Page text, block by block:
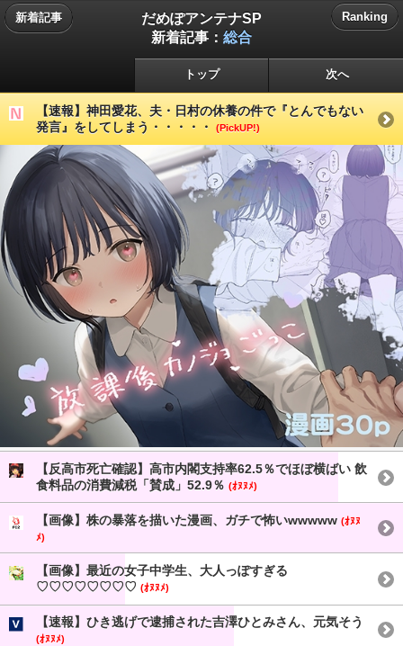
新着記事
だめぽアンテナSP
新着記事： 総合
Ranking
トップ 次へ
【速報】神田愛花、夫・日村の休養の件で『とんでもない
発言』をしてしまう・・・・・
(PickUP!)
【反高市死亡確認】高市内閣支持率62.5％でほぼ横ばい 飲
食料品の消費減税「賛成」52.9％ (ｵﾇﾇﾒ)
【画像】株の暴落を描いた漫画、ガチで怖いwwwww (ｵﾇﾇ
ﾒ)
【画像】最近の女子中学生、大人っぽすぎる
♡♡♡♡♡♡♡♡ (ｵﾇﾇﾒ)
【速報】ひき逃げで逮捕された吉澤ひとみさん、元気そう
(ｵﾇﾇﾒ)